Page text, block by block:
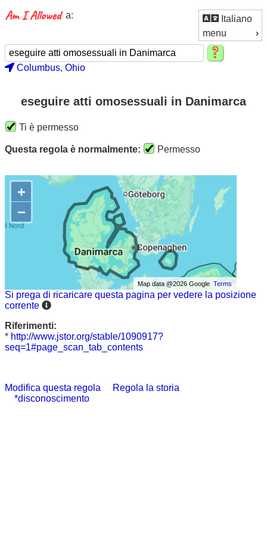
Italiano
menu
a:
Columbus, Ohio
eseguire atti omosessuali in Danimarca
Ti è permesso
Questa regola è normalmente: Permesso
+
−
Map data @2026 GoogleTerms
Si prega di ricaricare questa pagina per vedere la posizione
corrente
Riferimenti:
* http://www.jstor.org/stable/1090917?
seq=1#page_scan_tab_contents
Modifica questa regola
Regola la storia
*disconoscimento